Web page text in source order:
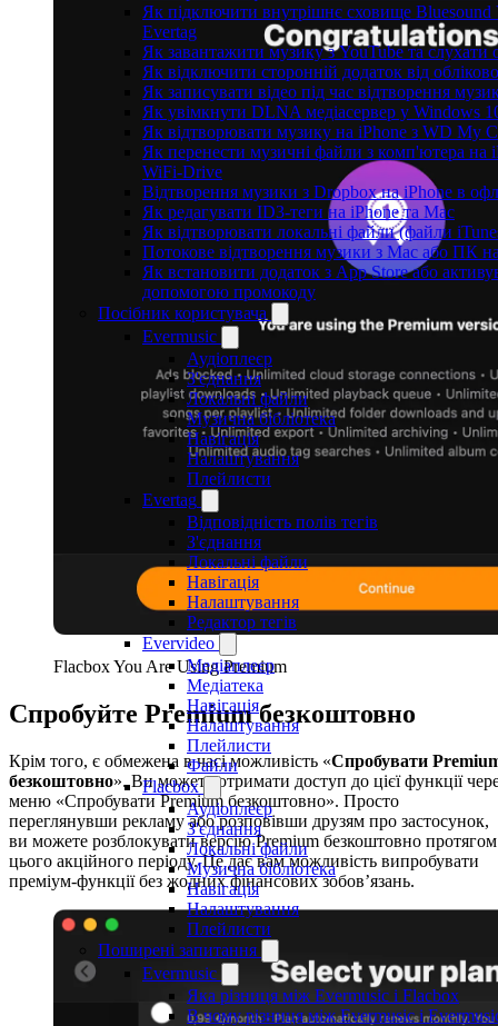
Як підключити внутрішнє сховище
Evertag
Як завантажити музику з YouTube та
Як відключити сторонній додаток від
Як записувати відео під час відтворення
Як увімкнути DLNA медіасервер у Windows
Як відтворювати музику на iPhone з WD My
Як перенести музичні файли з комп'ютера на
WiFi-Drive
Відтворення музики з Dropbox на iPhone в
Як редагувати ID3-теги на iPhone та Mac
Як відтворювати локальні файли (файли
Потокове відтворення музики з Mac або ПК
Як встановити додаток з App Store або
допомогою промокоду
Посібник користувача
Evermusic
Аудіоплеєр
З'єднання
Локальні файли
Музична бібліотека
Навігація
Налаштування
Плейлисти
Evertag
Відповідність полів тегів
З'єднання
Локальні файли
Навігація
Налаштування
Редактор тегів
Evervideo
Медіаплеєр
Медіатека
Навігація
Налаштування
Плейлисти
Файли
Flacbox
Аудіоплеєр
З'єднання
Локальні файли
Музична бібліотека
Навігація
Налаштування
Плейлисти
Поширені запитання
Evermusic
Яка різниця між Evermusic і Flacbox
В чому різниця між Evermusic і
Flacbox You Are Using Premium
Спробуйте Premium безкоштовно
Крім того, є обмежена в часі можливість «Спробувати
безкоштовно». Ви можете отримати доступ до цієї функції
меню «Спробувати Premium безкоштовно». Просто
переглянувши рекламу або розповівши друзям про застосунок,
ви можете розблокувати версію Premium безкоштовно протягом
цього акційного періоду. Це дає вам можливість випробувати
преміум-функції без жодних фінансових зобов’язань.